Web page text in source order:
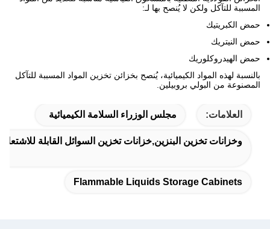
المسببة للتآكل ولكن لا يُنصح بها لـ:
حمض الكبريتيك
حمض النيتريك
حمض الهيدروكلوريك
بالنسبة لهذه المواد الكيميائية، يُنصح بخزائن تخزين المواد المسببة للتآكل
المصنوعة من البولي بروبيلين.
العلامات: مجلس الوزراء السلامة الكيميائية
وخزانات تخزين البنزين,خزانات تخزين السوائل القابلة للاشتعال
Flammable Liquids Storage Cabinets